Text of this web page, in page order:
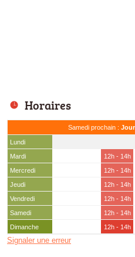
Horaires
Samedi prochain :
Lundi
Mardi
12h - 14h
Mercredi
12h - 14h
Jeudi
12h - 14h
Vendredi
12h - 14h
Samedi
12h - 14h
Dimanche
12h - 14h
Signaler une erreur